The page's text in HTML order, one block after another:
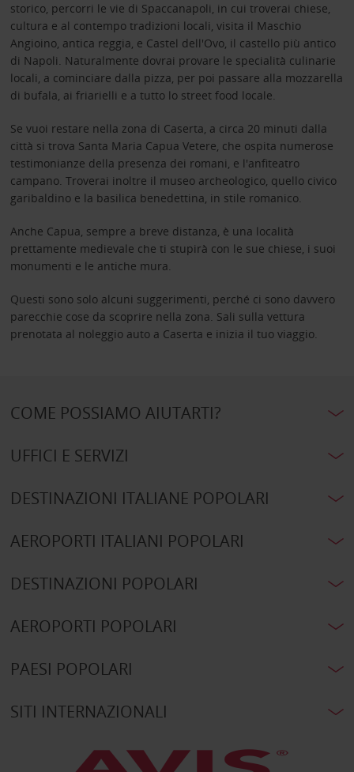
storico, percorri le vie di Spaccanapoli, in cui troverai chiese,
cultura e al contempo tradizioni locali, visita il Maschio
Angioino, antica reggia, e Castel dell'Ovo, il castello più antico
di Napoli. Naturalmente dovrai provare le specialità culinarie
locali, a cominciare dalla pizza, per poi passare alla mozzarella
di bufala, ai friarielli e a tutto lo street food locale.
Se vuoi restare nella zona di Caserta, a circa 20 minuti dalla
città si trova Santa Maria Capua Vetere, che ospita numerose
testimonianze della presenza dei romani, e l'anfiteatro
campano. Troverai inoltre il museo archeologico, quello civico
garibaldino e la basilica benedettina, in stile romanico.
Anche Capua, sempre a breve distanza, è una località
prettamente medievale che ti stupirà con le sue chiese, i suoi
monumenti e le antiche mura.
Questi sono solo alcuni suggerimenti, perché ci sono davvero
parecchie cose da scoprire nella zona. Sali sulla vettura
prenotata al noleggio auto a Caserta e inizia il tuo viaggio.
COME POSSIAMO AIUTARTI?
UFFICI E SERVIZI
DESTINAZIONI ITALIANE POPOLARI
AEROPORTI ITALIANI POPOLARI
DESTINAZIONI POPOLARI
AEROPORTI POPOLARI
PAESI POPOLARI
SITI INTERNAZIONALI